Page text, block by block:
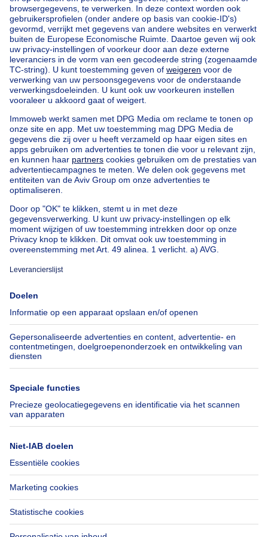
Home België
Vlaams Brabant (provincie)
Halle-Vilvoorde (arrondissement)
Kopen uw huis in Drogenbos
Onze huizen buiten BelgiëHuis te koop Frankrijk
Huis te koop Spanje
Huis te koop Italië
Huis te koop Luxemburg
Huis te koop Nederland
Goedkoop vastgoedGoedkoop huis te koop
Goedkope appartementen te huur
Onze huurwoningen met slaapkamers
Appartement te koop met 3 slaapkamers Oostende
Huis te koop met 3 slaapkamers Stene
Huis te koop met 3 slaapkamers Deurne
Over
Immoweb
Pers
Jobs
Axel Springer Group
SeLoger.com
Immowelt.de
Tools
Belfius
Verzekeringen
Verhuis checklist
Hulp
Veelgestelde vragen
Toegankelijkheid
Contacteer ons
Volg ons
LinkedIn
Immoweb SA © 2026 - Alle rechten voorbehouden
Gebruiksvoorwaarden Cookie instellingen Privacybeleid